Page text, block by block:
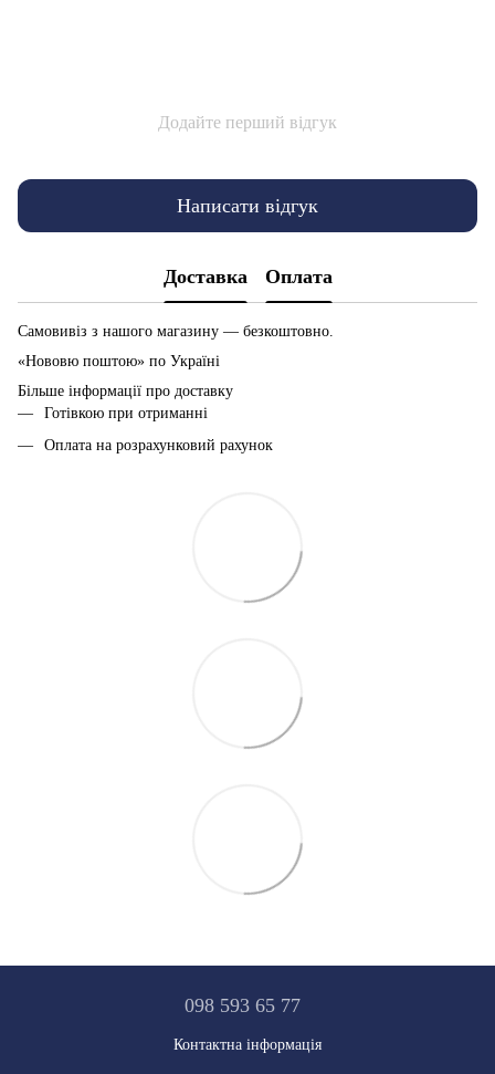
Додайте перший відгук
Написати відгук
Доставка Оплата
Самовивіз з нашого магазину — безкоштовно.
«Нововю поштою» по Україні
Більше інформації про доставку
Готівкою при отриманні
Оплата на розрахунковий рахунок
098 593 65 77
Контактна інформація